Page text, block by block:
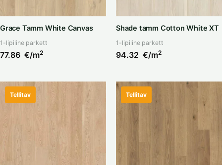
Grace Tamm White Canvas
1-lipiline parkett
77.86 €/m2
Shade tamm Cotton White XT
1-lipiline parkett
94.32 €/m2
Tellitav Tellitav